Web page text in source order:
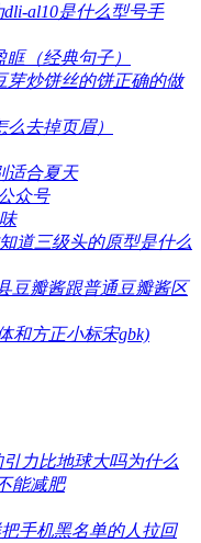
al10是什么型号手
（经典句子）
芽炒饼丝的饼正确的做
去掉页眉）
适合夏天
众号
道三级头的原型是什么
豆瓣酱跟普通豆瓣酱区
和方正小标宋gbk)
力比地球大吗为什么
能减肥
手机黑名单的人拉回